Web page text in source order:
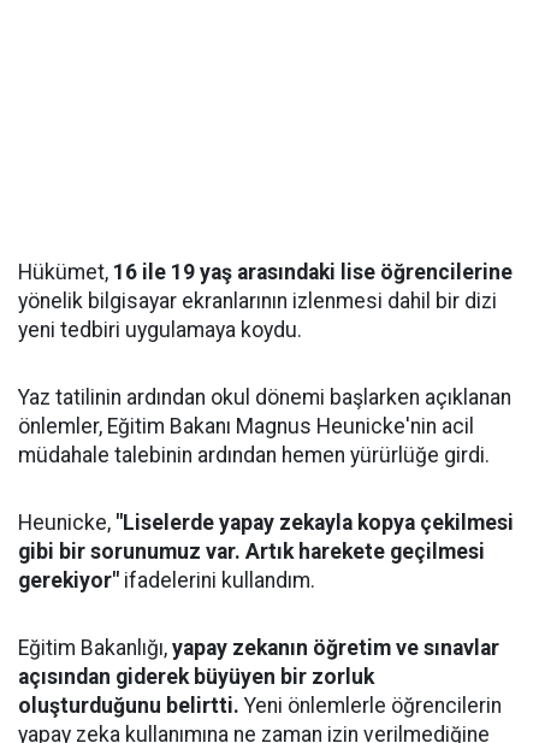
Hükümet, 16 ile 19 yaş arasındaki lise öğrencilerine
yönelik bilgisayar ekranlarının izlenmesi dahil bir dizi
yeni tedbiri uygulamaya koydu.
Yaz tatilinin ardından okul dönemi başlarken açıklanan
önlemler, Eğitim Bakanı Magnus Heunicke'nin acil
müdahale talebinin ardından hemen yürürlüğe girdi.
Heunicke, "Liselerde yapay zekayla kopya çekilmesi
gibi bir sorunumuz var. Artık harekete geçilmesi
gerekiyor" ifadelerini kullandım.
Eğitim Bakanlığı, yapay zekanın öğretim ve sınavlar
açısından giderek büyüyen bir zorluk
oluşturduğunu belirtti. Yeni önlemlerle öğrencilerin
yapay zeka kullanımına ne zaman izin verilmediğine